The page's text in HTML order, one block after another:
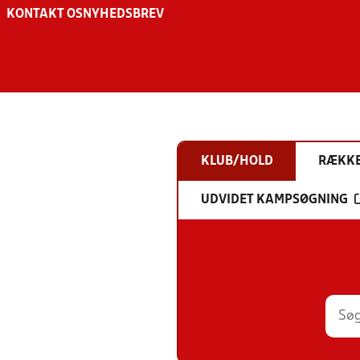
KONTAKT OS NYHEDSBREV
KLUB/HOLD
UDVIDET KAMPSØGNING